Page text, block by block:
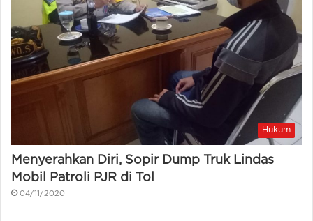
Hukum
Menyerahkan Diri, Sopir Dump Truk Lindas
Mobil Patroli PJR di Tol
04/11/2020